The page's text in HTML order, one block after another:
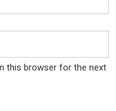
this browser for the next